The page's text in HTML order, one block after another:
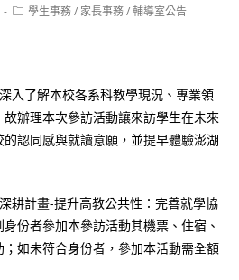
Post學生事務/ 家長事務/輔導室公告
入了解本校各系科教學現況、專業領
辦理本次參訪活動讓來訪學生在未來
認同感與就讀意願，並提早體驗澎湖
耕計畫-提升高教公共性：完善就學協
份者參加本參訪活動其機票、住宿、
如未符合身份者，參加本活動需全額